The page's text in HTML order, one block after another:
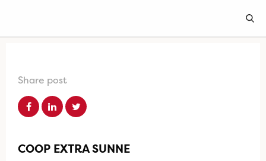
Share post
COOP EXTRA SUNNE